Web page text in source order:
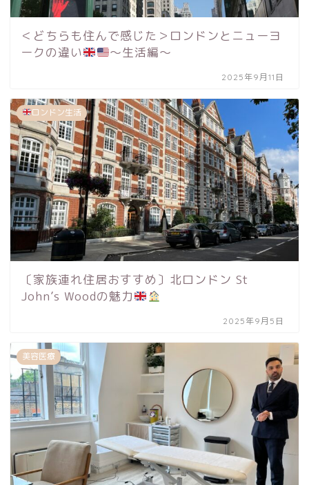
＜どちらも住んで感じた＞ロンドンとニューヨ
ークの違い
〜生活編〜
2025年9月11日
ロンドン生活
〔家族連れ住居おすすめ〕北ロンドン St
John’s Woodの魅力
2025年9月5日
美容医療